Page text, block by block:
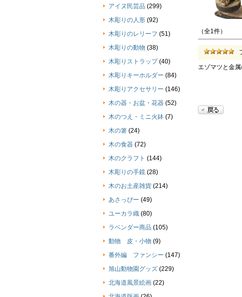
（全1件）
エゾマツと金
アイヌ民芸品 (299)
木彫りの人形 (92)
木彫りのレリーフ (51)
木彫りの動物 (38)
木彫りストラップ (40)
木彫りキーホルダー (84)
木彫りアクセサリー (146)
木の器・お盆・花器 (52)
木のつえ・ミニ火鉢 (7)
木の箸 (24)
木の食器 (72)
木のクラフト (144)
木彫りの手鏡 (28)
木のお土産雑貨 (214)
あさっぴー (49)
ユーカラ織 (80)
ラベンダー商品 (105)
動物 皮・小物 (9)
番外編 ファンシー (147)
旭山動物園グッズ (229)
北海道風景絵画 (22)